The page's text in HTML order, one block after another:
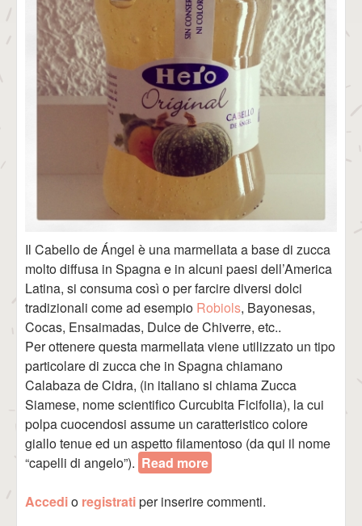
Il Cabello de Ángel è una marmellata a base di zucca
molto diffusa in Spagna e in alcuni paesi dell’America
Latina, si consuma così o per farcire diversi dolci
tradizionali come ad esempio Robiols, Bayonesas,
Cocas, Ensaimadas, Dulce de Chiverre, etc..
Per ottenere questa marmellata viene utilizzato un tipo
particolare di zucca che in Spagna chiamano
Calabaza de Cidra, (in italiano si chiama Zucca
Siamese, nome scientifico Curcubita Ficifolia), la cui
polpa cuocendosi assume un caratteristico colore
giallo tenue ed un aspetto filamentoso (da qui il nome
“capelli di angelo”). Read more
Accedio registratiper inserire commenti.